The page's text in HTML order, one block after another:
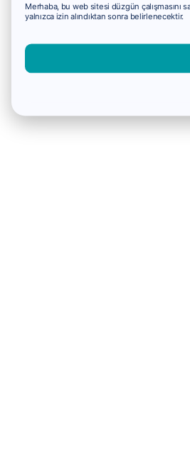
Merhaba, bu web sitesi düzgün çalışmasını
yalnızca izin alındıktan sonra belirlenecektir.